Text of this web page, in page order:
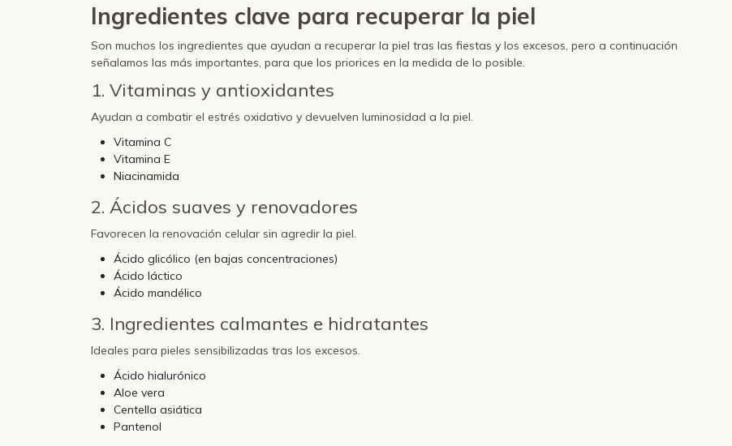
Ingredientes clave para recuperar la piel
Son muchos los ingredientes que ayudan a recuperar la piel tras las fiestas y los excesos, pero a continuación
señalamos las más importantes, para que los priorices en la medida de lo posible.
1. Vitaminas y antioxidantes
Ayudan a combatir el estrés oxidativo y devuelven luminosidad a la piel.
Vitamina C
Vitamina E
Niacinamida
2. Ácidos suaves y renovadores
Favorecen la renovación celular sin agredir la piel.
Ácido glicólico (en bajas concentraciones)
Ácido láctico
Ácido mandélico
3. Ingredientes calmantes e hidratantes
Ideales para pieles sensibilizadas tras los excesos.
Ácido hialurónico
Aloe vera
Centella asiática
Pantenol